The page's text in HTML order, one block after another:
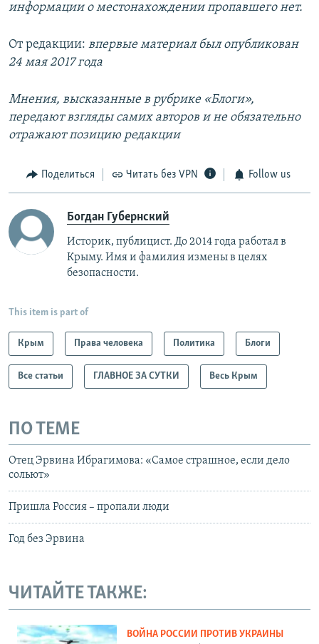
информации о местонахождении пропавшего нет.
От редакции: впервые материал был опубликован
24 мая 2017 года
Мнения, высказанные в рубрике «Блоги»,
передают взгляды самих авторов и не обязательно
отражают позицию редакции
Поделиться Читать без VPN Follow us
Богдан Губернский
Историк, публицист. До 2014 года работал в
Крыму. Имя и фамилия измены в целях
безопасности.
This item is part of
Крым Права человека Политика Блоги
Все статьи ГЛАВНОЕ ЗА СУТКИ Весь Крым
ПО ТЕМЕ
Отец Эрвина Ибрагимова: «Самое страшное, если дело
сольют»
Пришла Россия – пропали люди
Год без Эрвина
ЧИТАЙТЕ ТАКЖЕ:
ВОЙНА РОССИИ ПРОТИВ УКРАИНЫ